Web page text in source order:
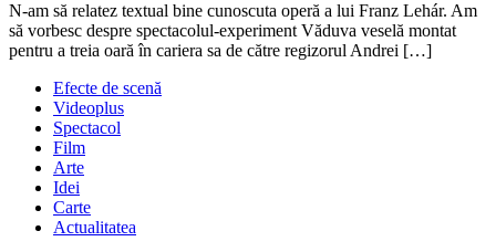
5
septembrie
2016
N-am să relatez textual bine cunoscuta operă a lui Franz Lehár. Am
să vorbesc despre spectacolul-experiment Văduva veselă montat
pentru a treia oară în cariera sa de către regizorul Andrei […]
Efecte de scenă
Videoplus
Spectacol
Film
Arte
Idei
Carte
Actualitatea